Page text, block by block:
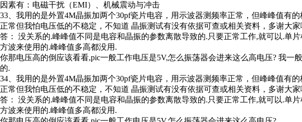
因素有：电磁干扰（EMI）、机械震动与冲击
33、我用的是外置4M晶振加两个30pf瓷片电容，用示波器测频率正常，但峰峰值有
正常但我怕电压低的不稳定，不知道 晶振测试有没有依据可查或相关资料，多谢大家
答： 没关系的.峰峰值不同是电容和晶振的参数离散导致的.只要正常工作,就可以.单
方波来使用的.峰峰值多高都没用.
你那电压高的倒应该看看,pic一般工作电压是5V,怎么振荡器会进来这么高电压? 我一
的.
34、我用的是外置4M晶振加两个30pf瓷片电容，用示波器测频率正常，但峰峰值有
正常但我怕电压低的不稳定，不知道 晶振测试有没有依据可查或相关资料，多谢大家
答： 没关系的.峰峰值不同是电容和晶振的参数离散导致的.只要正常工作,就可以.单
方波来使用的.峰峰值多高都没用.